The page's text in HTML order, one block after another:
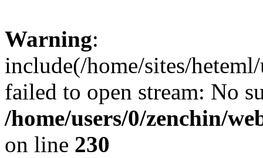
Warning:
include(/home/sites/
failed to open stream: No
/home/users/0/zenchin/
on line 230